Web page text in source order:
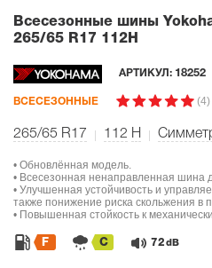
Всесезонные шины
265/65 R17 112H
АРТИКУЛ: 18252
ВСЕСЕЗОННЫЕ (4)
265/65 R17 112 H
• Обновлённая модель.
• Всесезонная ненаправленная шина
• Улучшенная устойчивость и
также понижение риска скольжения в
• Повышенная стойкость к
F C 72 dB